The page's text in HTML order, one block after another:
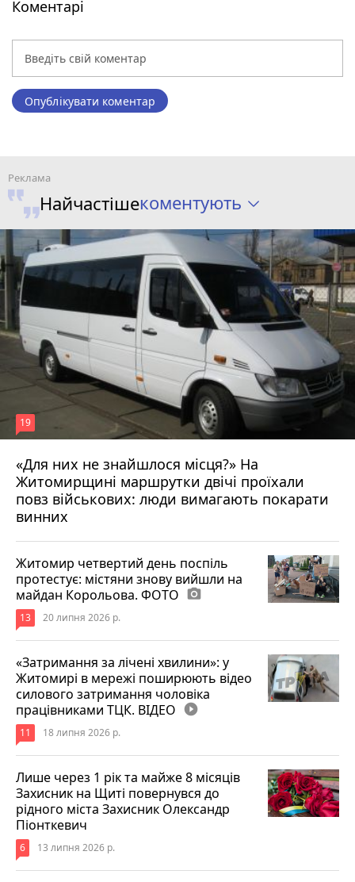
Коментарі
Опублікувати коментар
Найчастішекоментують
«Для них не знайшлося місця?» На
Житомирщині маршрутки двічі проїхали
повз військових: люди вимагають покарати
винних
19
17 липня 2026 р.
Житомир четвертий день поспіль
протестує: містяни знову вийшли на
майдан Корольова. ФОТО photo_camera
13 20 липня 2026 р.
«Затримання за лічені хвилини»: у
Житомирі в мережі поширюють відео
силового затримання чоловіка
працівниками ТЦК. ВІДЕО play_circle_filled
11 18 липня 2026 р.
Лише через 1 рік та майже 8 місяців
Захисник на Щиті повернувся до
рідного міста Захисник Олександр
Піонткевич
6 13 липня 2026 р.